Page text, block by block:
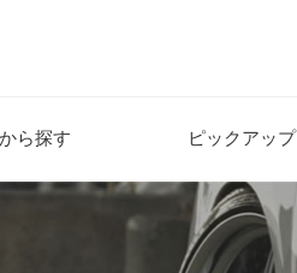
ら探す ピックアップ